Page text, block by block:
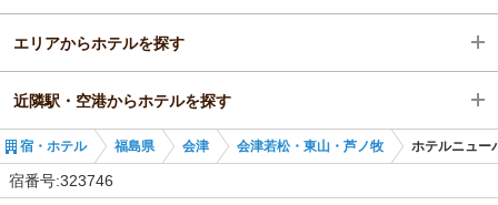
福島県
会津
会津若松・東山・芦ノ牧
エリアからホテルを探す
福島県
会津
近隣駅・空港からホテルを探す
七日町駅
宿・ホテル 福島県 会津 会津若松・東山・芦ノ牧 ホテルニュー
宿番号:323746